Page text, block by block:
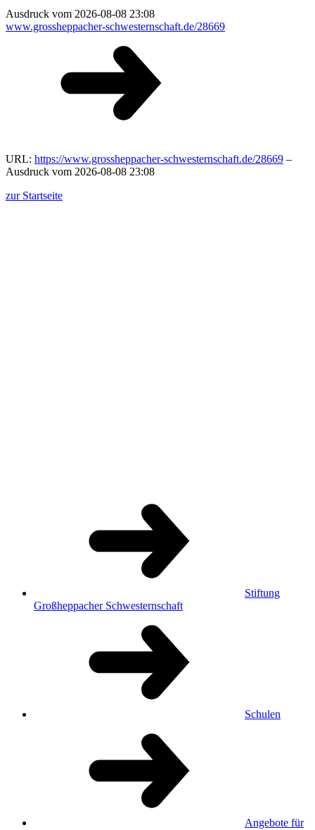
Ausdruck vom 2026-08-08 23:08
www.grossheppacher-schwesternschaft.de/28669
URL: https://www.grossheppacher-schwesternschaft.de/28669 –
Ausdruck vom 2026-08-08 23:08
zur Startseite
Stiftung
Großheppacher Schwesternschaft
Schulen
Angebote für